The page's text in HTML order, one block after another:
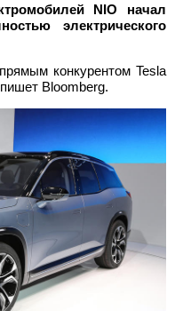
NIO начал
электрического
конкурентом Tesla
Bloomberg.